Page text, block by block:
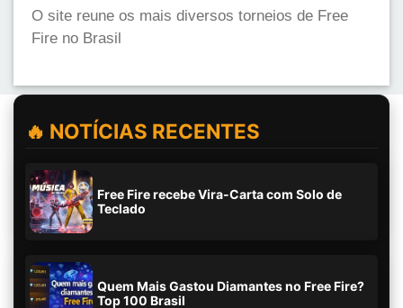
O site reune os mais diversos torneios de Free
Fire no Brasil
🔥 NOTÍCIAS RECENTES
Free Fire recebe Vira-Carta com Solo de
Teclado
Quem Mais Gastou Diamantes no Free Fire?
Top 100 Brasil